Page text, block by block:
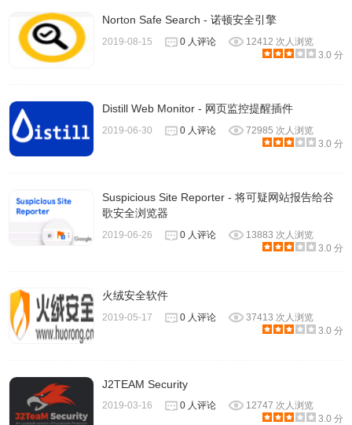
Norton Safe Search - 诺顿安全引擎
2019-08-15 0 人评论
12412 次人浏览
3.0 分
Distill Web Monitor - 网页监控提醒插件
2019-06-30 0 人评论
72985 次人浏览
3.0 分
Suspicious Site Reporter - 将可疑网站报告给谷
歌安全浏览器
2019-06-26 0 人评论
13883 次人浏览
3.0 分
火绒安全软件
2019-05-17 0 人评论
37413 次人浏览
3.0 分
J2TEAM Security
2019-03-16 0 人评论
12747 次人浏览
3.0 分